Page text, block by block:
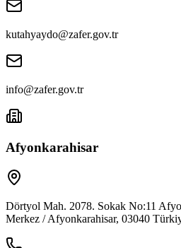
kutahyaydo@zafer.gov.tr
info@zafer.gov.tr
Afyonkarahisar
Dörtyol Mah. 2078. Sokak No:11
Merkez / Afyonkarahisar, 03040